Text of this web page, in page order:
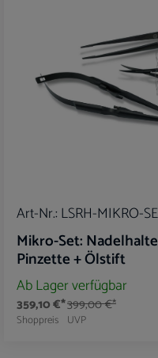
Art-Nr.: LSRH-MIKRO-
Mikro-Set:
Pinzette + Ölstift
Ab Lager verfügbar
359,10 €*
Shoppreis
399,00 €*
UVP